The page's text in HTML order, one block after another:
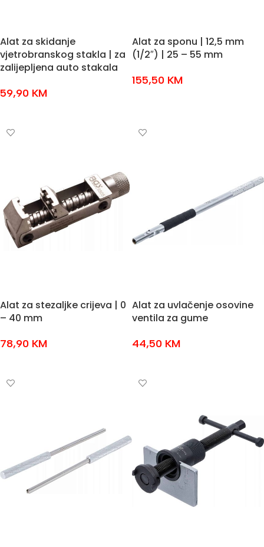
Alat za skidanje
vjetrobranskog stakla | za
zalijepljena auto stakala
59,90 KM
Alat za sponu | 12,5 mm
(1/2″) | 25 – 55 mm
155,50 KM
Alat za stezaljke crijeva | 0
– 40 mm
78,90 KM
Alat za uvlačenje osovine
ventila za gume
44,50 KM